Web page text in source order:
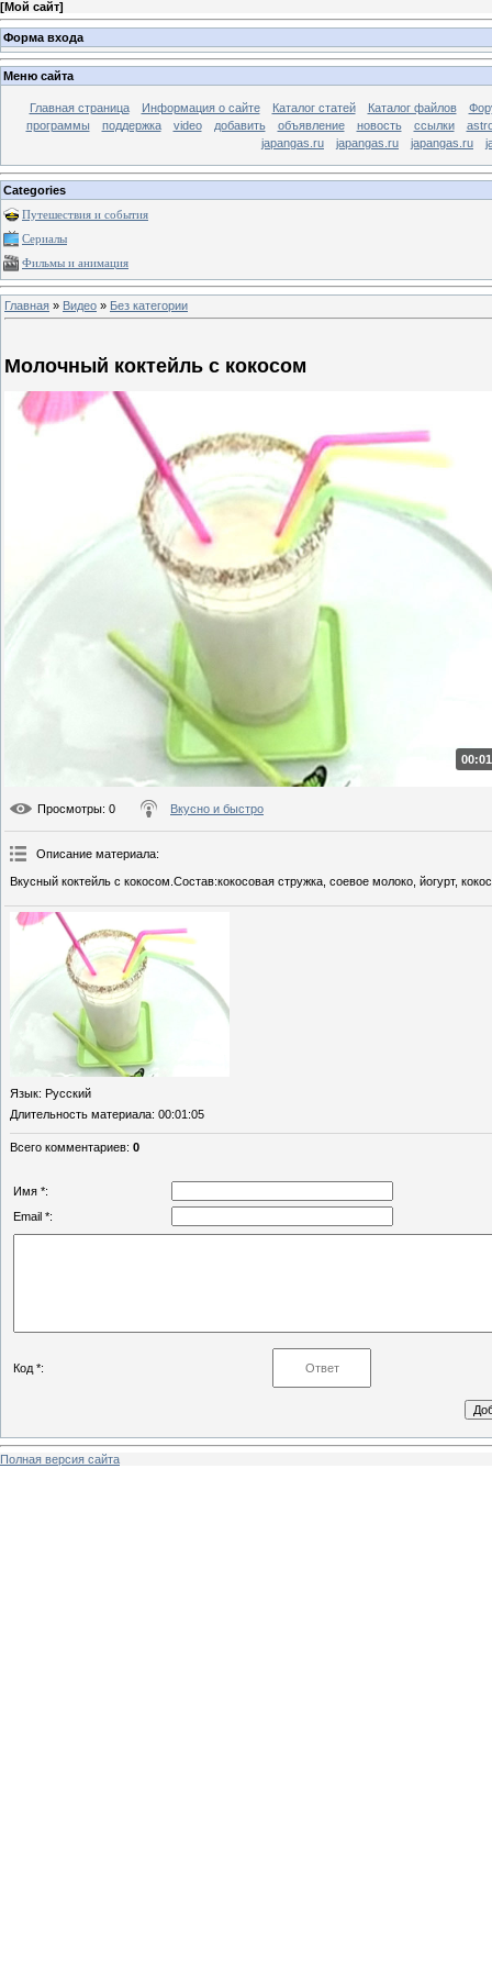
[Мой сайт]
Форма входа
Меню сайта
Главная страница Информация о сайте Каталог статей Каталог файлов
программы
поддержка video добавить объявление новость ссылки
japangas.ru
japangas.ru japangas.ru
Categories
Путешествия и события
Сериалы
Фильмы и анимация
Главная » Видео » Без категории
Молочный коктейль с кокосом
Просмотры: 0 Вкусно и быстро
Описание материала:
Вкусный коктейль с кокосом.Состав:кокосовая стружка, соевое молоко, йогурт,
Язык: Русский
Длительность материала: 00:01:05
Всего комментариев: 0
Имя *:
Email *:
Код *:
Полная версия сайта